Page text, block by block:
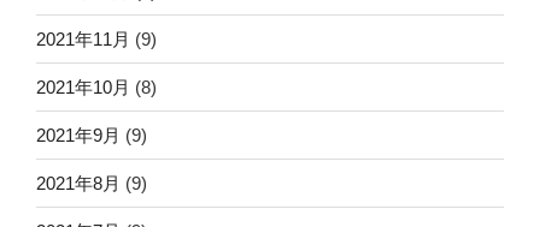
2021年11月 (9)
2021年10月 (8)
2021年9月 (9)
2021年8月 (9)